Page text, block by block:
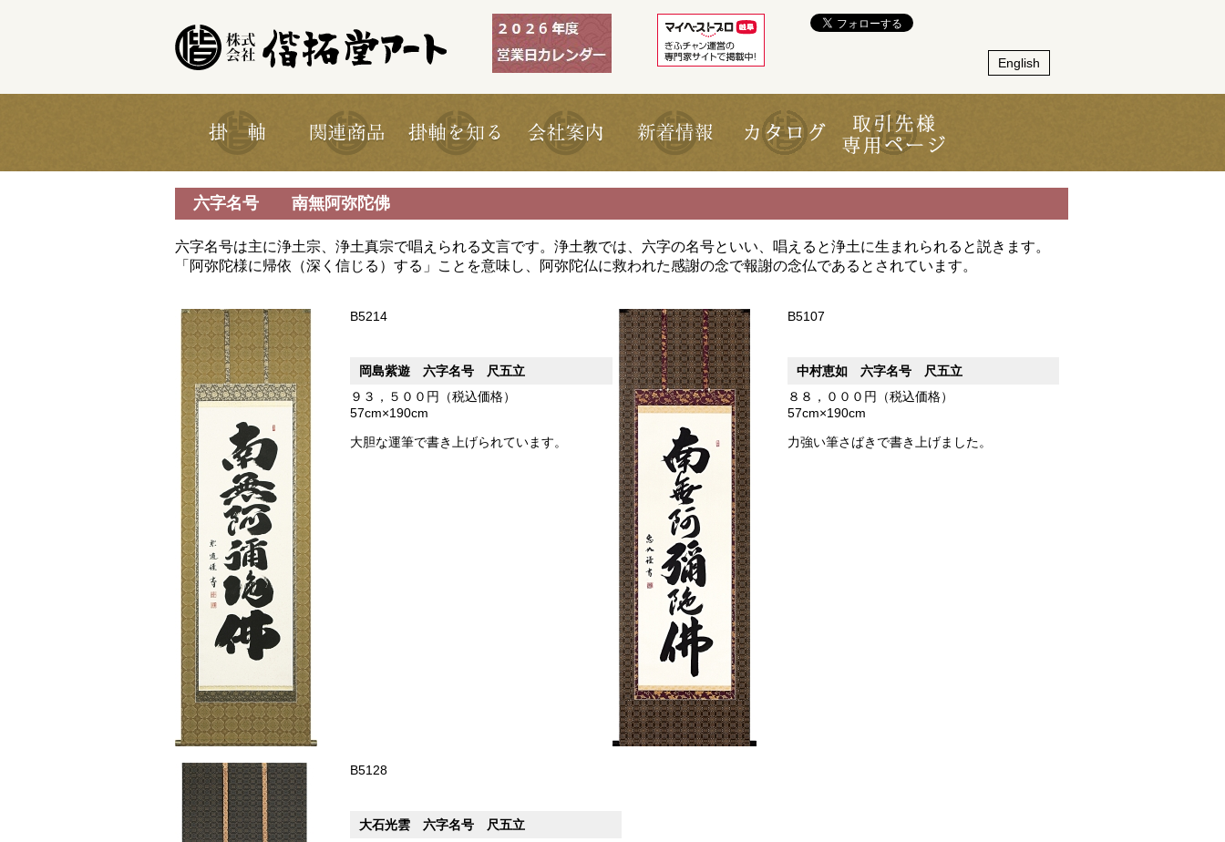
English
六字名号 南無阿弥陀佛
六字名号は主に浄土宗、浄土真宗で唱えられる文言です。浄土教では、六字の名号といい、唱えると浄土に生まれられると説きます。
「阿弥陀様に帰依（深く信じる）する」ことを意味し、阿弥陀仏に救われた感謝の念で報謝の念仏であるとされています。
B5214
岡島紫遊 六字名号 尺五立
９３，５００円（税込価格）
57cm×190cm
大胆な運筆で書き上げられています。
B5107
中村恵如 六字名号 尺五立
８８，０００円（税込価格）
57cm×190cm
力強い筆さばきで書き上げました。
B5128
大石光雲 六字名号 尺五立